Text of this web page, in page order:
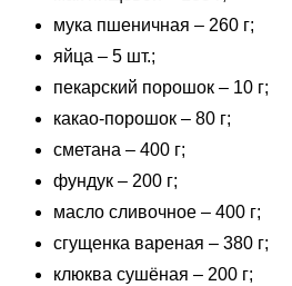
мука пшеничная – 260 г;
яйца – 5 шт.;
пекарский порошок – 10 г;
какао-порошок – 80 г;
сметана – 400 г;
фундук – 200 г;
масло сливочное – 400 г;
сгущенка вареная – 380 г;
клюква сушёная – 200 г;